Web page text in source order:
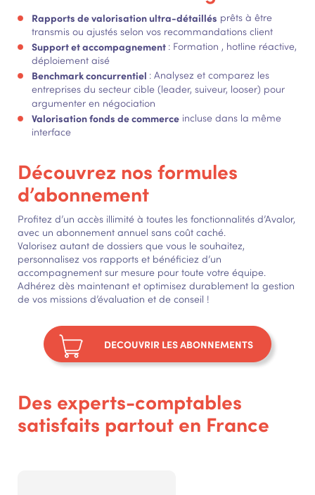
Rapports de valorisation ultra-détaillés prêts à être
transmis ou ajustés selon vos recommandations client
Support et accompagnement : Formation , hotline réactive,
déploiement aisé
Benchmark concurrentiel : Analysez et comparez les
entreprises du secteur cible (leader, suiveur, looser) pour
argumenter en négociation
Valorisation fonds de commerce incluse dans la même
interface
Découvrez nos formules
d’abonnement
Profitez d’un accès illimité à toutes les fonctionnalités d’Avalor,
avec un abonnement annuel sans coût caché.
Valorisez autant de dossiers que vous le souhaitez,
personnalisez vos rapports et bénéficiez d’un
accompagnement sur mesure pour toute votre équipe.
Adhérez dès maintenant et optimisez durablement la gestion
de vos missions d’évaluation et de conseil !
DECOUVRIR LES ABONNEMENTS
Des experts-comptables
satisfaits partout en France